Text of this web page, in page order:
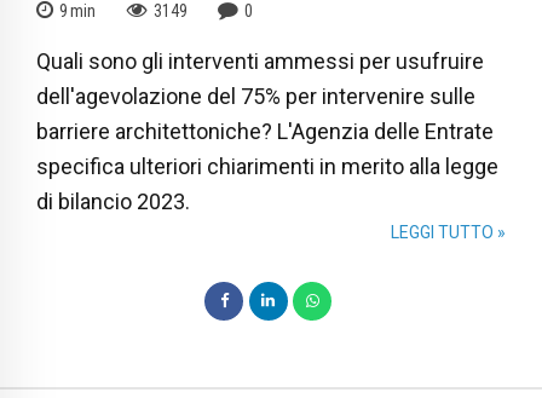
9min 3149 0
Quali sono gli interventi ammessi per usufruire
dell'agevolazione del 75% per intervenire sulle
barriere architettoniche? L'Agenzia delle Entrate
specifica ulteriori chiarimenti in merito alla legge
di bilancio 2023.
LEGGI TUTTO »